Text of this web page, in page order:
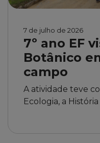
7 de julho de 2026
7º ano EF
Botânico
campo
A atividade teve
Ecologia, a